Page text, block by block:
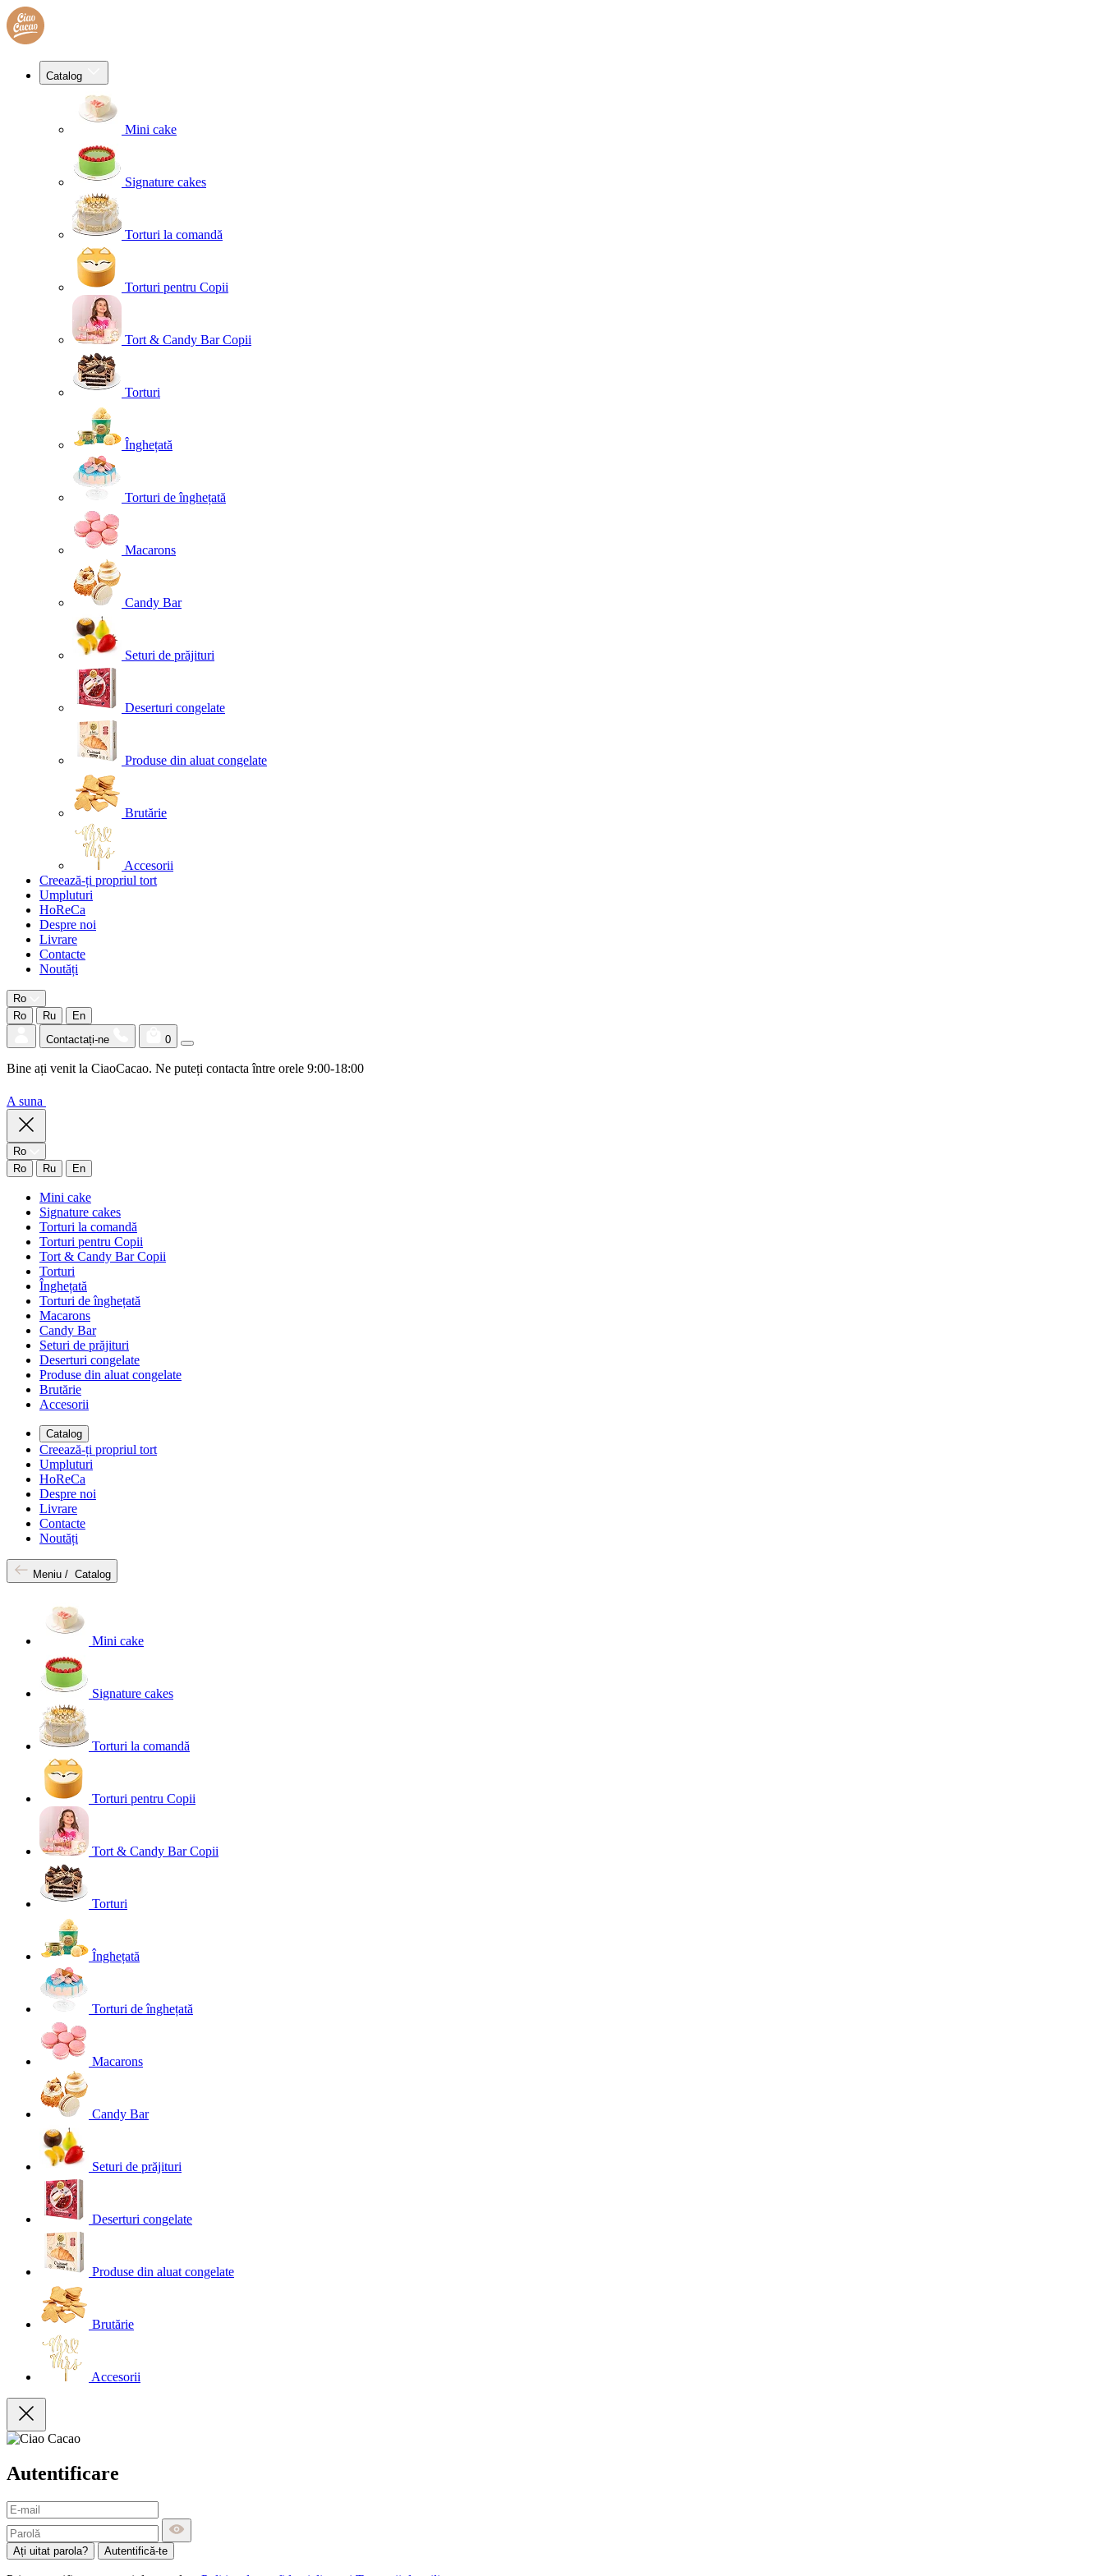
Catalog
Mini cake
Signature cakes
Torturi la comandă
Torturi pentru Copii
Tort & Candy Bar Copii
Torturi
Înghețată
Torturi de înghețată
Macarons
Candy Bar
Seturi de prăjituri
Deserturi congelate
Produse din aluat congelate
Brutărie
Accesorii
Creează-ți propriul tort
Umpluturi
HoReCa
Despre noi
Livrare
Contacte
Noutăți
Ro
Ro
Ru
En
Contactați-ne
0
Bine ați venit la CiaoCacao. Ne puteți contacta între orele 9:00-18:00
A suna
Ro
Ro
Ru En
Mini cake
Signature cakes
Torturi la comandă
Torturi pentru Copii
Tort & Candy Bar Copii
Torturi
Înghețată
Torturi de înghețată
Macarons
Candy Bar
Seturi de prăjituri
Deserturi congelate
Produse din aluat congelate
Brutărie
Accesorii
Catalog
Creează-ți propriul tort
Umpluturi
HoReCa
Despre noi
Livrare
Contacte
Noutăți
Meniu / Catalog
Mini cake
Signature cakes
Torturi la comandă
Torturi pentru Copii
Tort & Candy Bar Copii
Torturi
Înghețată
Torturi de înghețată
Macarons
Candy Bar
Seturi de prăjituri
Deserturi congelate
Produse din aluat congelate
Brutărie
Accesorii
Autentificare
Ați uitat parola? Autentifică-te